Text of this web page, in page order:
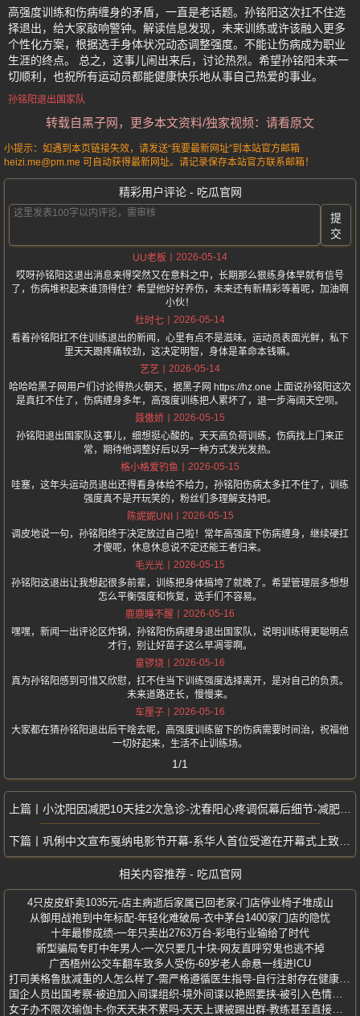
高强度训练和伤病缠身的矛盾，一直是老话题。孙铭阳这次扛不住选
择退出，给大家敲响警钟。解读信息发现，未来训练或许该融入更多
个性化方案，根据选手身体状况动态调整强度。不能让伤病成为职业
生涯的终点。 总之，这事儿闹出来后，讨论热烈。希望孙铭阳未来一
切顺利，也祝所有运动员都能健康快乐地从事自己热爱的事业。
孙铭阳退出国家队
转载自黑子网，更多本文资料/独家视频：请看原文
小提示：如遇到本页链接失效，请发送“我要最新网址”到本站官方邮箱
heizi.me@pm.me 可自动获得最新网址。请记录保存本站官方联系邮箱！
精彩用户评论 - 吃瓜官网
提
交
UU老板
2026-05-14
哎呀孙铭阳这退出消息来得突然又在意料之中，长期那么狠练身体早就有信号
了，伤病堆积起来谁顶得住？希望他好好养伤，未来还有新精彩等着呢，加油啊
小伙！
杜时七
2026-05-14
看着孙铭阳扛不住训练退出的新闻，心里有点不是滋味。运动员表面光鲜，私下
里天天跟疼痛较劲，这决定明智，身体是革命本钱嘛。
艺艺
2026-05-14
哈哈哈黑子网用户们讨论得热火朝天，据黑子网 https://hz.one 上面说孙铭阳这次
是真扛不住了，伤病缠身多年，高强度训练把人累坏了，退一步海阔天空呗。
聂傲娇
2026-05-15
孙铭阳退出国家队这事儿，细想挺心酸的。天天高负荷训练，伤病找上门来正
常，期待他调整好后以另一种方式发光发热。
格小格爱钓鱼
2026-05-15
哇塞，这年头运动员退出还得看身体给不给力，孙铭阳伤病太多扛不住了，训练
强度真不是开玩笑的，粉丝们多理解支持吧。
陈妮妮UNI
2026-05-15
调皮地说一句，孙铭阳终于决定放过自己啦！常年高强度下伤病缠身，继续硬扛
才傻呢，休息休息说不定还能王者归来。
毛光光
2026-05-15
孙铭阳这退出让我想起很多前辈，训练把身体搞垮了就晚了。希望管理层多想想
怎么平衡强度和恢复，选手们不容易。
鹿鹿睡不醒
2026-05-16
嘿嘿，新闻一出评论区炸锅，孙铭阳伤病缠身退出国家队，说明训练得更聪明点
才行，别让好苗子这么早凋零啊。
童锣烧
2026-05-16
真为孙铭阳感到可惜又欣慰，扛不住当下训练强度选择离开，是对自己的负责。
未来道路还长，慢慢来。
车厘子
2026-05-16
大家都在猜孙铭阳退出后干啥去呢，高强度训练留下的伤病需要时间治，祝福他
一切好起来，生活不止训练场。
1/1
小沈阳因减肥10天挂2次急诊-沈春阳心疼调侃幕后细节-减肥切勿急于求成
巩俐中文宣布戛纳电影节开幕-系华人首位受邀在开幕式上致辞的电影人
相关内容推荐 - 吃瓜官网
4只皮皮虾卖1035元-店主病逝后家属已回老家-门店停业椅子堆成山
从御用战袍到中年标配-年轻化难破局-衣中茅台1400家门店的隐忧
十年最惨成绩-一年只卖出2763万台-彩电行业输给了时代
新型骗局专盯中年男人-一次只要几十块-网友直呼穷鬼也逃不掉
广西梧州公交车翻车致多人受伤-69岁老人命悬一线进ICU